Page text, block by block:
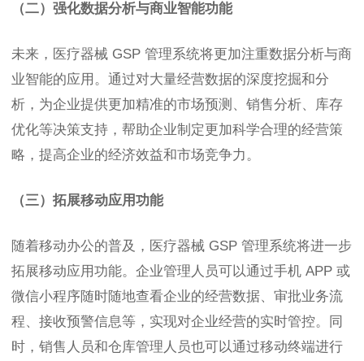
（二）强化数据分析与商业智能功能
未来，医疗器械 GSP 管理系统将更加注重数据分析与商
业智能的应用。通过对大量经营数据的深度挖掘和分
析，为企业提供更加精准的市场预测、销售分析、库存
优化等决策支持，帮助企业制定更加科学合理的经营策
略，提高企业的经济效益和市场竞争力。
（三）拓展移动应用功能
随着移动办公的普及，医疗器械 GSP 管理系统将进一步
拓展移动应用功能。企业管理人员可以通过手机 APP 或
微信小程序随时随地查看企业的经营数据、审批业务流
程、接收预警信息等，实现对企业经营的实时管控。同
时，销售人员和仓库管理人员也可以通过移动终端进行